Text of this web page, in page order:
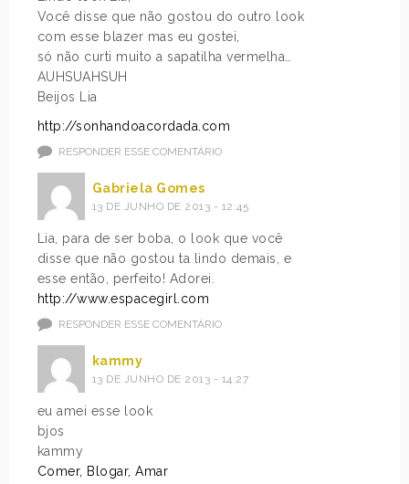
Você disse que não gostou do outro look
com esse blazer mas eu gostei,
só não curti muito a sapatilha vermelha…
AUHSUAHSUH
Beijos Lia
http://sonhandoacordada.com
RESPONDER ESSE COMENTÁRIO
Gabriela Gomes
13 DE JUNHO DE 2013 - 12:45
Lia, para de ser boba, o look que você
disse que não gostou ta lindo demais, e
esse então, perfeito! Adorei.
http://www.espacegirl.com
RESPONDER ESSE COMENTÁRIO
kammy
13 DE JUNHO DE 2013 - 14:27
eu amei esse look
bjos
kammy
Comer, Blogar, Amar